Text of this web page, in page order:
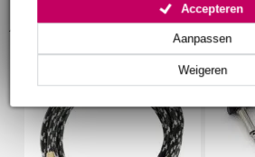
Weigeren
Aanpassen
Accepteren
Accessoires (42)